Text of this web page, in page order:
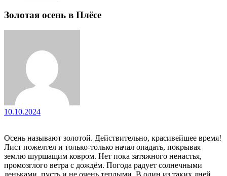
Золотая осень в Плёсе
10.10.2024
Осень называют золотой. Действительно, красивейшее время!
Лист пожелтел и только-только начал опадать, покрывая
землю шуршащим ковром. Нет пока затяжного ненастья,
промозглого ветра с дождём. Погода радует солнечными